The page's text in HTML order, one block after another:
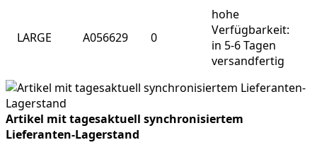
LARGE A056629 0
hohe
Verfügbarkeit:
in 5-6 Tagen
versandfertig
Artikel mit tagesaktuell synchronisiertem
Lieferanten-Lagerstand